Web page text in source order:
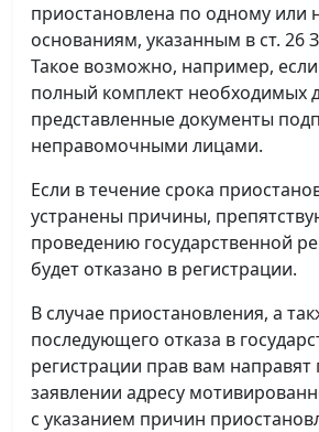
приостановлена по одному или
основаниям, указанным в ст. 26
Такое возможно, например,
полный комплект необходимых
представленные документы
неправомочными лицами.
Если в течение срока
устранены причины,
проведению государственной
будет отказано в регистрации.
В случае приостановления, а
последующего отказа в
регистрации прав вам направят
заявлении адресу
с указанием причин